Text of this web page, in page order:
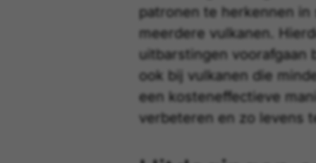
patronen te herkennen
meerdere vulkanen.
uitbarstingen voorafgaan
ook bij vulkanen die
een kosteneffectieve
verbeteren en zo levens